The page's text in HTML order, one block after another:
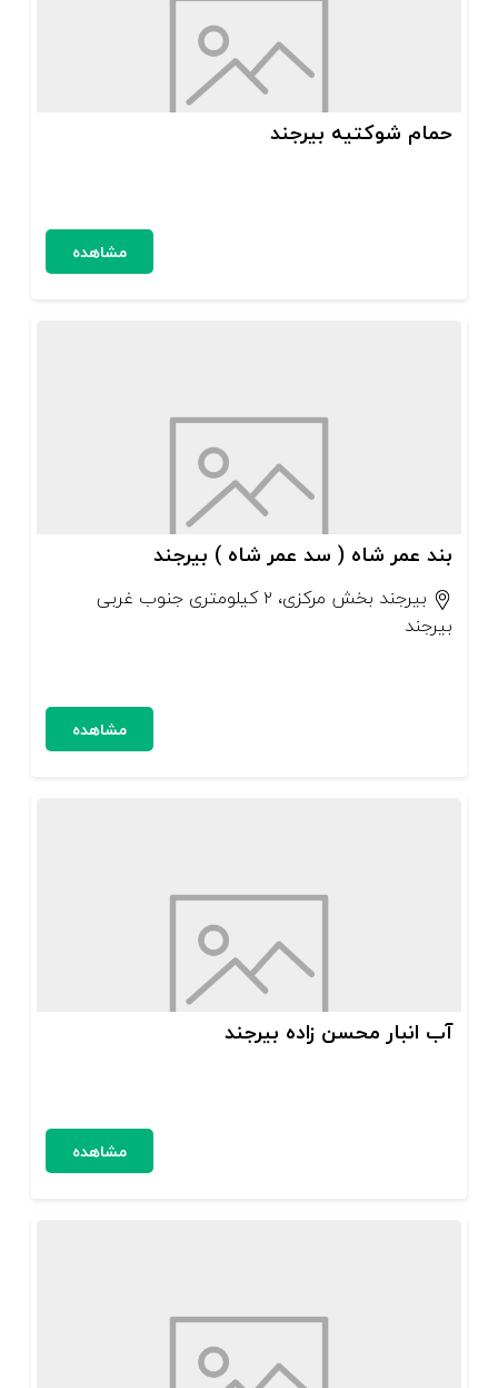
حمام شوکتیه بیرجند
مشاهده
بند عمر شاه ( سد عمر شاه ) بیرجند
بیرجند بخش مرکزی، ۲ کیلومتری جنوب غربی
بیرجند
مشاهده
آب انبار محسن زاده بیرجند
مشاهده